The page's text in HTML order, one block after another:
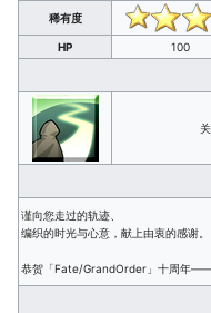
稀有度
HP 100
谨向您走过的轨迹、
编织的时光与心意，献上由衷的感谢。
恭贺「Fate/GrandOrder」十周年